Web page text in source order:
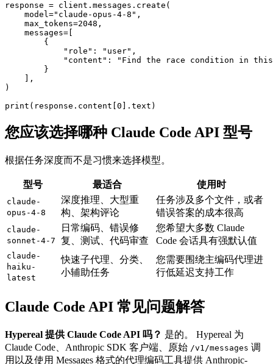
response = client.messages.create(
    model="claude-opus-4-8",
    max_tokens=2048,
    messages=[
        {
            "role": "user",
"content": "Find the race condition in
        }
    ],
)
您应该选择哪种 Claude Code API 型号
根据任务深度而不是习惯来选择模型。
型号 最适合 使用时
claude-
opus-4-8
深度推理、大型重
构、架构评论
任务涉及多个文件，或者
错误答案的成本很高
claude-
sonnet-4-7
日常编码、错误修
复、测试、代码审查
您希望大多数 Claude
Code 会话具有强默认值
claude-
haiku-
latest
快速子代理、分类、
小辅助任务
您需要围绕主编码代理进
行低延迟支持工作
Claude Code API 常见问题解答
Hypereal 提供 Claude Code API 吗？ 是的。 Hypereal 为
Claude Code、Anthropic SDK 客户端、原始 /v1/messages 调
用以及使用 Messages 格式的代理编码工具提供 Anthropic-